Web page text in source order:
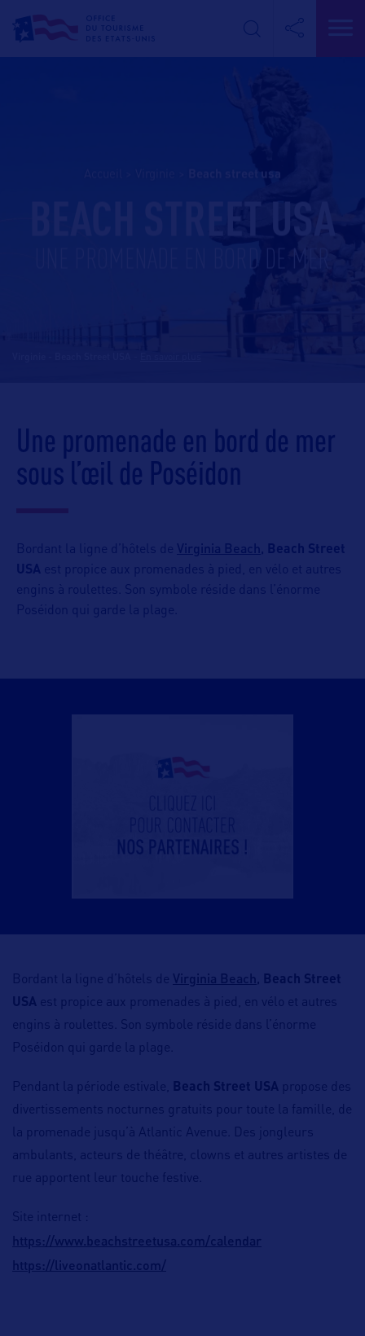
beach street usa
BEACH STREET USA
UNE PROMENADE EN BORD DE MER
Une promenade en bord de mer
sous l’œil de Poséidon
Bordant la ligne d’hôtels de Virginia Beach, Beach Street
USA est propice aux promenades à pied, en vélo et autres
engins à roulettes. Son symbole réside dans l’énorme
Poséidon qui garde la plage.
Bordant la ligne d’hôtels de Virginia Beach, Beach Street
USA est propice aux promenades à pied, en vélo et autres
engins à roulettes. Son symbole réside dans l’énorme
Poséidon qui garde la plage.
Pendant la période estivale, Beach Street USA propose des
divertissements nocturnes gratuits pour toute la famille, de
la promenade jusqu’à Atlantic Avenue. Des jongleurs
ambulants, acteurs de théâtre, clowns et autres artistes de
rue apportent leur touche festive.
Site internet :
https://www.beachstreetusa.com/calendar
https://liveonatlantic.com/